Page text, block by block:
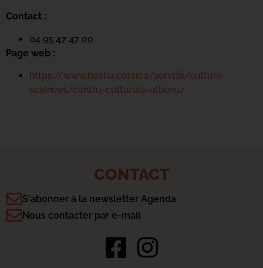
Contact :
04 95 47 47 00
Page web :
https://www.bastia.corsica/servizii/culture-
sciences/centru-culturale-alboru/
CONTACT
S'abonner à la newsletter Agenda
Nous contacter par e-mail